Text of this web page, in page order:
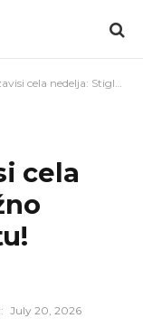
Stiglo važno obaveštenje u Elitu! (VIDEO)
cela
July 20, 2026